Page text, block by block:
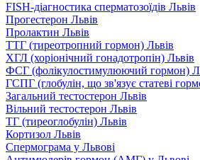
FISH-діагностика сперматозоїдів Львів
Прогестерон Львів
Пролактин Львів
ТТГ (тиреотропний гормон) Львів
ХГЛ (хоріонічний гонадотропін) Львів
ФСГ (фолікулостимулюючий гормон)
ГСПГ (глобулін, що зв'язує статеві
Загальний тестостерон Львів
Вільний тестостерон Львів
ТГ (тиреоглобулін) Львів
Кортизол Львів
Спермограма у Львові